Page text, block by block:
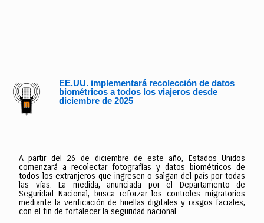
EE.UU. implementará recolección de datos
biométricos a todos los viajeros desde
diciembre de 2025
A partir del 26 de diciembre de este año, Estados Unidos
comenzará a recolectar fotografías y datos biométricos de
todos los extranjeros que ingresen o salgan del país por todas
las vías. La medida, anunciada por el Departamento de
Seguridad Nacional, busca reforzar los controles migratorios
mediante la verificación de huellas digitales y rasgos faciales,
con el fin de fortalecer la seguridad nacional.